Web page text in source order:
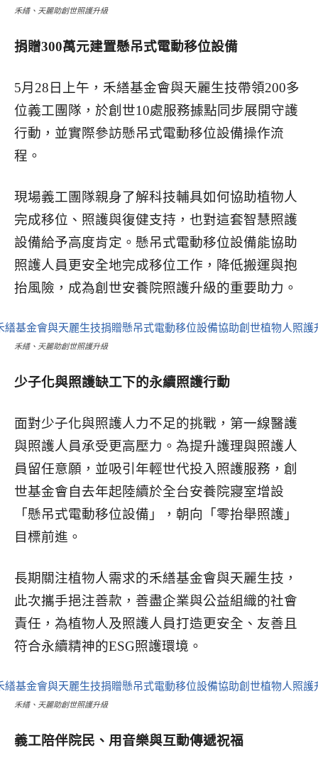
禾繕、天麗助創世照護升級
捐贈300萬元建置懸吊式電動移位設備
5月28日上午，禾繕基金會與天麗生技帶領200多
位義工團隊，於創世10處服務據點同步展開守護
行動，並實際參訪懸吊式電動移位設備操作流
程。
現場義工團隊親身了解科技輔具如何協助植物人
完成移位、照護與復健支持，也對這套智慧照護
設備給予高度肯定。懸吊式電動移位設備能協助
照護人員更安全地完成移位工作，降低搬運與抱
抬風險，成為創世安養院照護升級的重要助力。
禾繕、天麗助創世照護升級
少子化與照護缺工下的永續照護行動
面對少子化與照護人力不足的挑戰，第一線醫護
與照護人員承受更高壓力。為提升護理與照護人
員留任意願，並吸引年輕世代投入照護服務，創
世基金會自去年起陸續於全台安養院寢室增設
「懸吊式電動移位設備」，朝向「零抬舉照護」
目標前進。
長期關注植物人需求的禾繕基金會與天麗生技，
此次攜手挹注善款，善盡企業與公益組織的社會
責任，為植物人及照護人員打造更安全、友善且
符合永續精神的ESG照護環境。
禾繕、天麗助創世照護升級
義工陪伴院民、用音樂與互動傳遞祝福